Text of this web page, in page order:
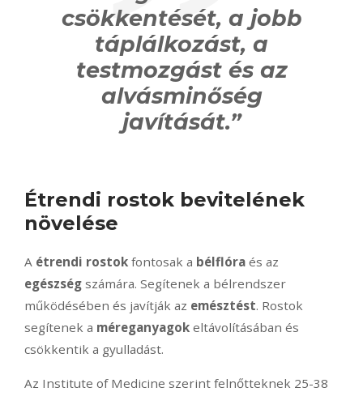
csökkentését, a jobb
táplálkozást, a
testmozgást és az
alvásminőség
javítását.”
Étrendi rostok bevitelének
növelése
A étrendi rostok fontosak a bélflóra és az
egészség számára. Segítenek a bélrendszer
működésében és javítják az emésztést. Rostok
segítenek a méreganyagok eltávolításában és
csökkentik a gyulladást.
Az Institute of Medicine szerint felnőtteknek 25-38